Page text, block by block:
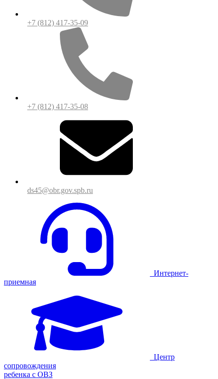
+7 (812) 417-35-09
+7 (812) 417-35-08
ds45@obr.gov.spb.ru
Интернет-
приемная
Центр
сопровождения
ребенка с ОВЗ